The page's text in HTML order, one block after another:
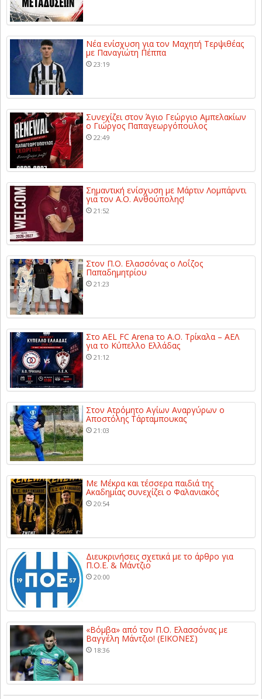
Νέα ενίσχυση για τον Μαχητή Τερψιθέας
με Παναγιώτη Πέππα
23:19
Συνεχίζει στον Άγιο Γεώργιο Αμπελακίων
ο Γιώργος Παπαγεωργόπουλος
22:49
Σημαντική ενίσχυση με Μάρτιν Λομπάρντι
για τον Α.Ο. Ανθούπολης!
21:52
Στον Π.Ο. Ελασσόνας ο Λοΐζος
Παπαδημητρίου
21:23
Στο AEL FC Arena το Α.Ο. Τρίκαλα – ΑΕΛ
για το Κύπελλο Ελλάδας
21:12
Στον Ατρόμητο Αγίων Αναργύρων ο
Αποστόλης Τάρταμπουκας
21:03
Με Μέκρα και τέσσερα παιδιά της
Ακαδημίας συνεχίζει ο Φαλανιακός
20:54
Διευκρινήσεις σχετικά με το άρθρο για
Π.Ο.Ε. & Μάντζιο
20:00
«Βόμβα» από τον Π.Ο. Ελασσόνας με
Βαγγέλη Μάντζιο! (ΕΙΚΟΝΕΣ)
18:36